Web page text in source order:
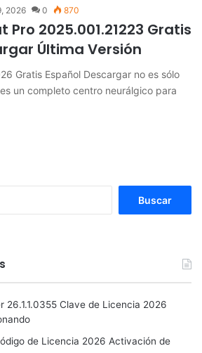
2026 0 870
2025.001.21223 Gratis
Última Versión
Gratis Español Descargar no es sólo
un completo centro neurálgico para
26.1.1.0355 Clave de Licencia 2026
de Licencia 2026 Activación de